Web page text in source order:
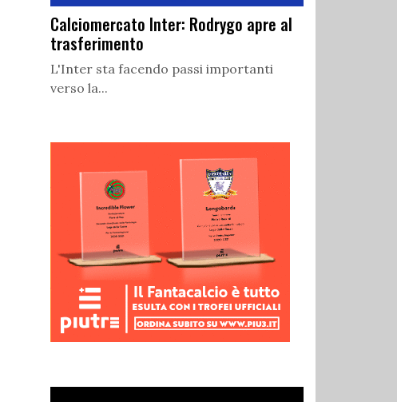
Calciomercato Inter: Rodrygo apre al
trasferimento
L'Inter sta facendo passi importanti
verso la...